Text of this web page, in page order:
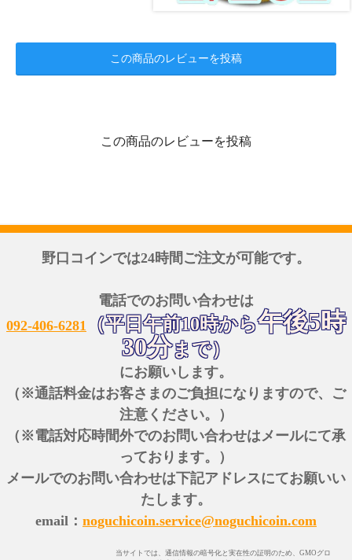
この商品のレビューを投稿
この商品のレビューを投稿
野口コインでは24時間ご注文が可能です。
電話でのお問い合わせは
092-406-6281
（平日午前10時から午後5時
30分まで）
にお願いします。
（※通話料金はお客さまのご負担になりますので、ご
注意ください。）
（※電話対応時間外でのお問い合わせはメールにて承
っております。）
メールでのお問い合わせは下記アドレスにてお願いい
たします。
email： noguchicoin.service@noguchicoin.com
当サイトでは、通信情報の暗号化と実在性の証明のため、GMOグロ